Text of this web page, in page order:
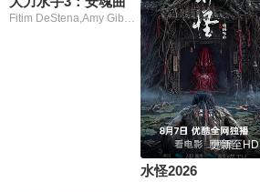
Fitim DeStena,Amy Gibbons,Jack Hyde,Will Middleton
更新至HD
水怪2026